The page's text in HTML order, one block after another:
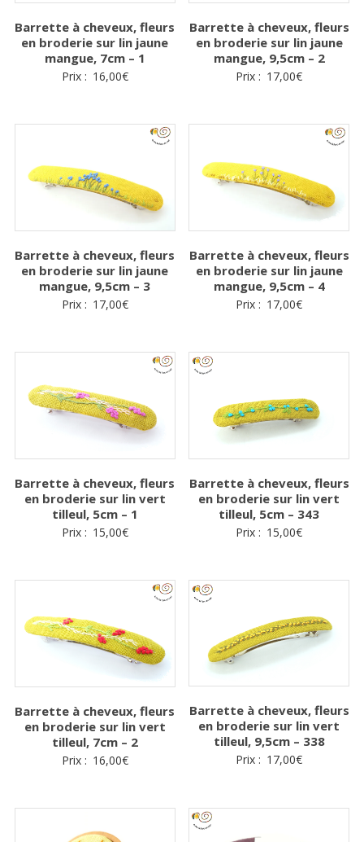
Barrette à cheveux, fleurs
en broderie sur lin jaune
mangue, 7cm – 1
Prix : 16,00€
Barrette à cheveux, fleurs
en broderie sur lin jaune
mangue, 9,5cm – 2
Prix : 17,00€
Barrette à cheveux, fleurs
en broderie sur lin jaune
mangue, 9,5cm – 3
Prix : 17,00€
Barrette à cheveux, fleurs
en broderie sur lin jaune
mangue, 9,5cm – 4
Prix : 17,00€
Barrette à cheveux, fleurs
en broderie sur lin vert
tilleul, 5cm – 1
Prix : 15,00€
Barrette à cheveux, fleurs
en broderie sur lin vert
tilleul, 5cm – 343
Prix : 15,00€
Barrette à cheveux, fleurs
en broderie sur lin vert
tilleul, 7cm – 2
Prix : 16,00€
Barrette à cheveux, fleurs
en broderie sur lin vert
tilleul, 9,5cm – 338
Prix : 17,00€